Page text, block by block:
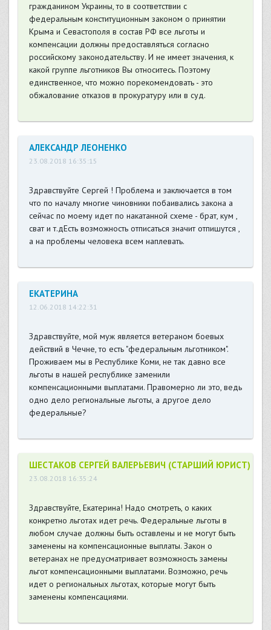
гражданином Украины, то в соответствии с
федеральным конституционным законом о принятии
Крыма и Севастополя в состав РФ все льготы и
компенсации должны предоставляться согласно
российскому законодательству. И не имеет значения, к
какой группе льготников Вы относитесь. Поэтому
единственное, что можно порекомендовать - это
обжалование отказов в прокуратуру или в суд.
АЛЕКСАНДР ЛЕОНЕНКО
23.08.2018 16:35:15
Здравствуйте Сергей ! Проблема и заключается в том
что по началу многие чиновники побаивались закона а
сейчас по моему идет по накатанной схеме - брат, кум ,
сват и т.дЕсть возможность отписаться значит отпишутся ,
а на проблемы человека всем наплевать.
ЕКАТЕРИНА
12.06.2018 14:22:31
Здравствуйте, мой муж является ветераном боевых
действий в Чечне, то есть "федеральным льготником".
Проживаем мы в Республике Коми, не так давно все
льготы в нашей республике заменили
компенсационными выплатами. Правомерно ли это, ведь
одно дело региональные льготы, а другое дело
федеральные?
ШЕСТАКОВ СЕРГЕЙ ВАЛЕРЬЕВИЧ (СТАРШИЙ ЮРИСТ)
23.08.2018 16:35:24
Здравствуйте, Екатерина! Надо смотреть, о каких
конкретно льготах идет речь. Федеральные льготы в
любом случае должны быть оставлены и не могут быть
заменены на компенсационные выплаты. Закон о
ветеранах не предусматривает возможность замены
льгот компенсационными выплатами. Возможно, речь
идет о региональных льготах, которые могут быть
заменены компенсациями.